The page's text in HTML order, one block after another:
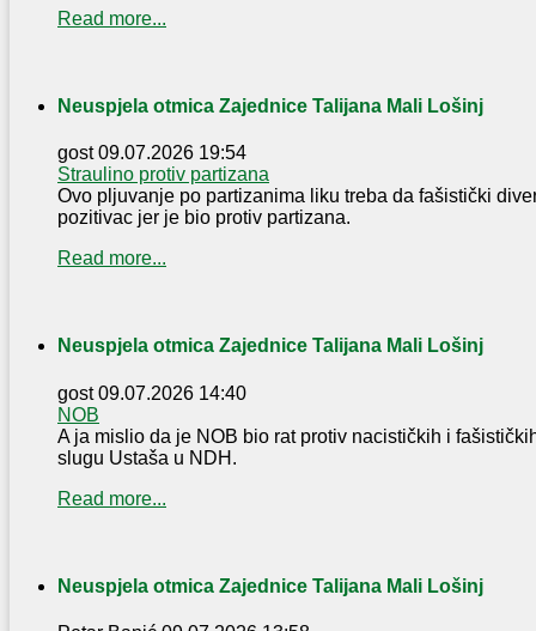
Read more...
Neuspjela otmica Zajednice Talijana Mali Lošinj
gost 09.07.2026 19:54
Straulino protiv partizana
Ovo pljuvanje po partizanima liku treba da fašistički
pozitivac jer je bio protiv partizana.
Read more...
Neuspjela otmica Zajednice Talijana Mali Lošinj
gost 09.07.2026 14:40
NOB
A ja mislio da je NOB bio rat protiv nacističkih i
slugu Ustaša u NDH.
Read more...
Neuspjela otmica Zajednice Talijana Mali Lošinj